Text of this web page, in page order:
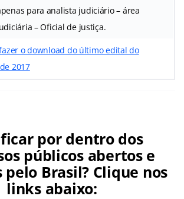
para analista judiciário – área
– Oficial de justiça.
o download do último edital do
2017
por dentro dos
públicos abertos e
pelo Brasil? Clique nos
links abaixo: